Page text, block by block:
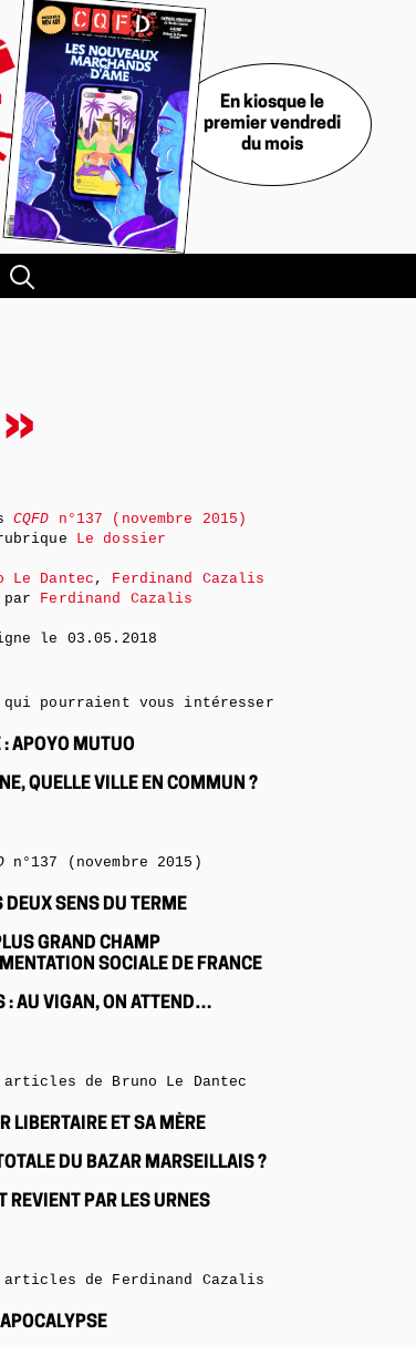
En kiosque le
premier vendredi
du mois
CQFD n°137 (novembre 2015)
Le dossier
Le Dantec , Ferdinand Cazalis
Ferdinand Cazalis
le 03.05.2018
pourraient vous intéresser
: APOYO MUTUO
QUELLE VILLE EN COMMUN ?
n°137 (novembre 2015)
DEUX SENS DU TERME
GRAND CHAMP
SOCIALE DE FRANCE
: AU VIGAN, ON ATTEND…
de Bruno Le Dantec
LIBERTAIRE ET SA MÈRE
DU BAZAR MARSEILLAIS ?
REVIENT PAR LES URNES
articles de Ferdinand Cazalis